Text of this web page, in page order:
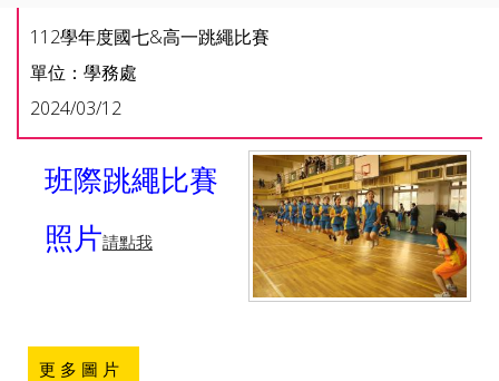
112學年度國七&高一跳繩比賽
單位：學務處
2024/03/12
班際跳繩比賽
照片請點我
更 多 圖 片